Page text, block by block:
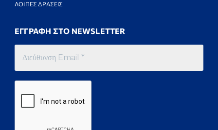
ΛΟΙΠΕΣ ΔΡΑΣΕΙΣ
ΕΓΓΡΑΦΗ ΣΤΟ NEWSLETTER